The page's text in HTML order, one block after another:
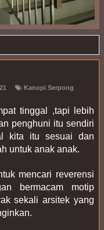
Kanopi Serpong
tinggal ,tapi lebih
penghuni itu sendiri
kita itu sesuai dan
untuk anak anak.
mencari reverensi
bermacam motip
sekali arsitek yang